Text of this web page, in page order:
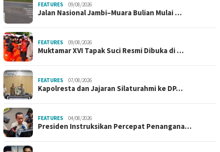
FEATURES 09/08/2026
Jalan Nasional Jambi–Muara Bulian Mulai …
FEATURES 09/08/2026
Muktamar XVI Tapak Suci Resmi Dibuka di …
FEATURES 07/08/2026
Kapolresta dan Jajaran Silaturahmi ke DP…
FEATURES 04/08/2026
Presiden Instruksikan Percepat Penangana…